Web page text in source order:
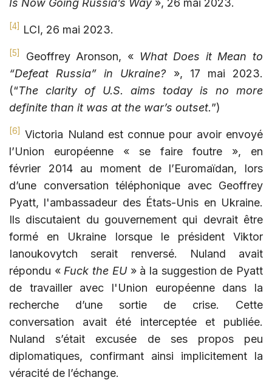
Is Now Going Russia’s Way», 26 mai 2023.
[4] LCI, 26 mai 2023.
[5] Geoffrey Aronson, « What Does it Mean to
“Defeat Russia” in Ukraine? », 17 mai 2023.
(“The clarity of U.S. aims today is no more
definite than it was at the war’s outset.”)
[6]
Victoria Nuland est connue pour avoir envoyé
l’Union européenne « se faire foutre », en
février 2014 au moment de l’Euromaïdan, lors
d’une conversation téléphonique avec Geoffrey
Pyatt, l'ambassadeur des États-Unis en Ukraine.
Ils discutaient du gouvernement qui devrait être
formé en Ukraine lorsque le président Viktor
Ianoukovytch serait renversé. Nuland avait
répondu « Fuck the EU» à la suggestion de Pyatt
de travailler avec l'Union européenne dans la
recherche d’une sortie de crise. Cette
conversation avait été interceptée et publiée.
Nuland s’était excusée de ses propos peu
diplomatiques, confirmant ainsi implicitement la
véracité de l’échange.